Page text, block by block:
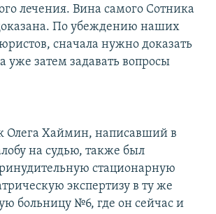
лечения. Вина самого Сотника
По убеждению наших
сначала нужно доказать
уже затем задавать вопросы
Олега Хаймин, написавший в
на судью, также был
стационарную
экспертизу в ту же
больницу №6, где он сейчас и